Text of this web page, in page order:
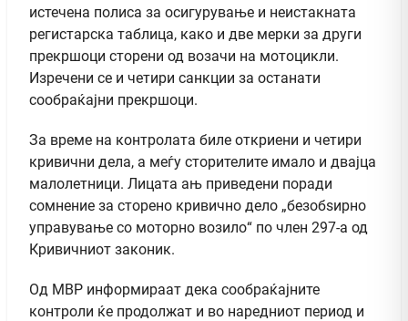
истечена полиса за осигурување и неистакната
регистарска таблица, како и две мерки за други
прекршоци сторени од возачи на мотоцикли.
Изречени се и четири санкции за останати
сообраќајни прекршоци.
За време на контролата биле откриени и четири
кривични дела, а меѓу сторителите имало и двајца
малолетници. Лицата ањ приведени поради
сомнение за сторено кривично дело „безобѕирно
управување со моторно возило“ по член 297-а од
Кривичниот законик.
Од МВР информираат дека сообраќајните
контроли ќе продолжат и во наредниот период и